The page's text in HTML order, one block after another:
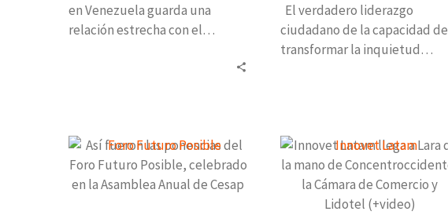
en Venezuela guarda una
relación estrecha con el
El verdadero liderazgo
ciudadano de la capacidad de
transformar la inquietud
Así
fueron
las
Innovet
Latam
llega
a